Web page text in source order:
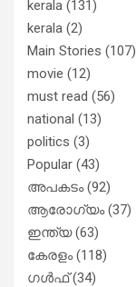
kerala (131)
kerala (2)
Main Stories (107)
movie (12)
must read (56)
national (13)
politics (3)
Popular (43)
അപകടം(92)
ആരോഗ്യം(37)
ഇന്ത്യ(63)
കേരളം(118)
ഗൾഫ്(34)